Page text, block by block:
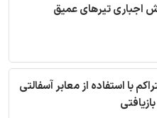
اجباری تیرهای عمیق
با استفاده از معابر آسفالتی